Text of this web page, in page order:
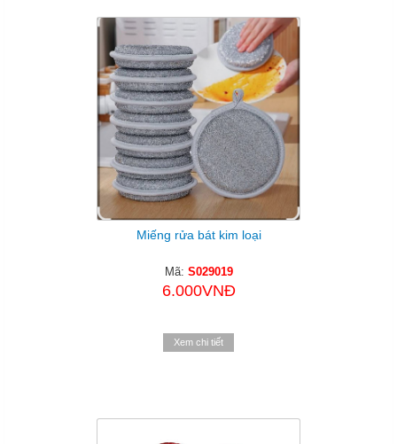
Miếng rửa bát kim loại
Mã: S029019
6.000VNĐ
Xem chi tiết